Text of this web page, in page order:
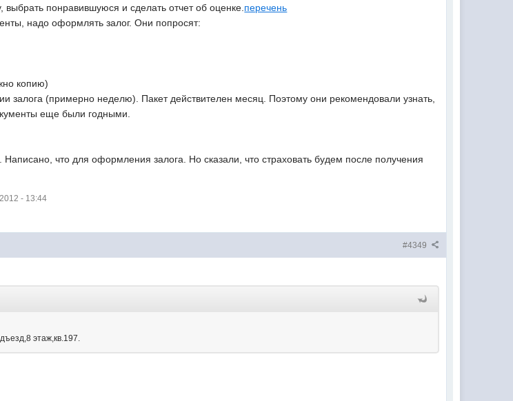
понравившуюся и сделать отчет об оценке. перечень
надо оформлять залог. Они попросят:
копию)
залога (примерно неделю). Пакет действителен месяц. Поэтому они рекомендовали узнать,
еще были годными.
что для оформления залога. Но сказали, что страховать будем после получения
- 13:44
#4349
этаж,кв.197.